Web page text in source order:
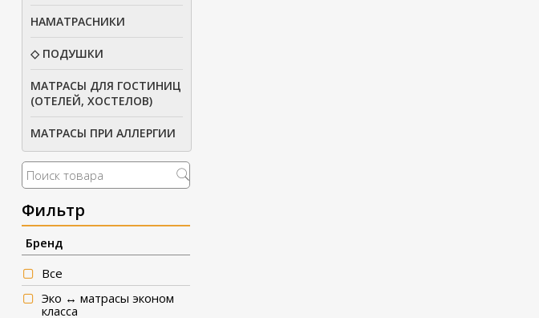
НАМАТРАСНИКИ
◇ ПОДУШКИ
МАТРАСЫ ДЛЯ ГОСТИНИЦ
(ОТЕЛЕЙ, ХОСТЕЛОВ)
МАТРАСЫ ПРИ АЛЛЕРГИИ
Фильтр
Бренд
Все
Эко ↔ матрасы эконом
класса